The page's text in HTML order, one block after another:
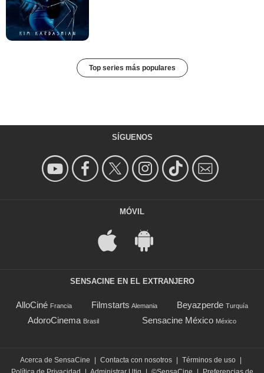
Top series más populares
SÍGUENOS
MÓVIL
SENSACINE EN EL EXTRANJERO
AlloCiné Francia Filmstarts Alemania Beyazperde Turquía
AdoroCinema Brasil Sensacine México México
Acerca de SensaCine Contacta con nosotros Términos de uso